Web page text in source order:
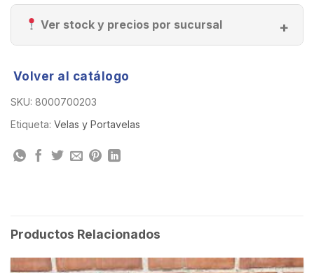
Ver stock y precios por sucursal
Volver al catálogo
SKU: 8000700203
Etiqueta: Velas y Portavelas
Productos Relacionados